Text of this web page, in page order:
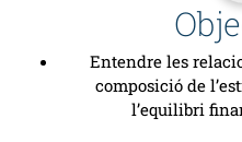
Entendre les
composició de
l’equilibri